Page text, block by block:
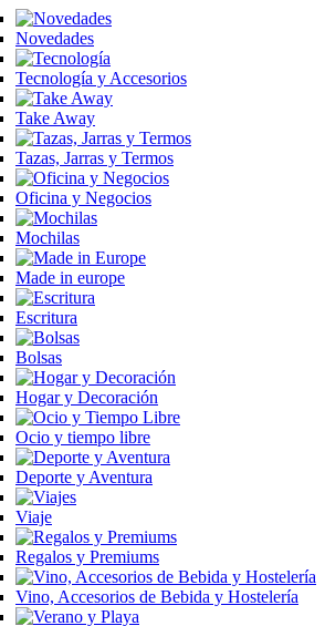
Novedades
Tecnología y Accesorios
Take Away
Tazas, Jarras y Termos
Oficina y Negocios
Mochilas
Made in europe
Escritura
Bolsas
Hogar y Decoración
Ocio y tiempo libre
Deporte y Aventura
Viaje
Regalos y Premiums
Vino, Accesorios de Bebida y Hostelería